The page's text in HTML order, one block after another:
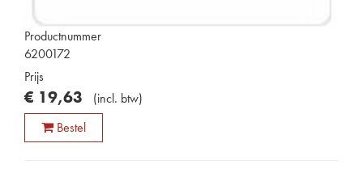
Productnummer
6200172
Prijs
€ 19,63 (incl. btw)
Bestel